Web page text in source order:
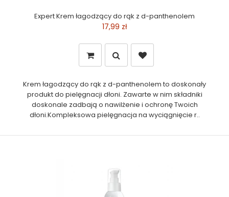
Expert Krem łagodzący do rąk z d-panthenolem
17,99 zł
Krem łagodzący do rąk z d-panthenolem to doskonały
produkt do pielęgnacji dłoni. Zawarte w nim składniki
doskonale zadbają o nawilżenie i ochronę Twoich
dłoni.Kompleksowa pielęgnacja na wyciągnięcie r..